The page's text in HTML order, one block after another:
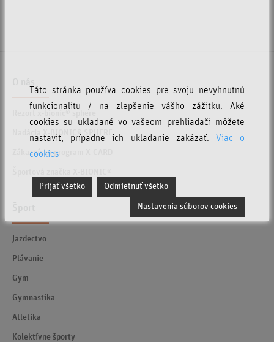
Nadácia X-BIONIC® SPHERE
Zákaznícky program X-CARD
Jazdectvo
Plávanie
Gym
Gymnastika
Atletika
Kolektívne športy
Táto stránka používa cookies pre svoju nevyhnutnú
funkcionalitu / na zlepšenie vášho zážitku. Aké
cookies su ukladané vo vašeom prehliadači môžete
nastaviť, prípadne ich ukladanie zakázať. Viac o
cookies
Prijať všetko Odmietnuť všetko
Nastavenia súborov cookies